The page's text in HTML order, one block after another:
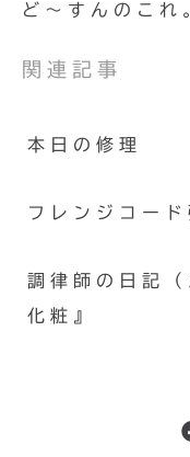
ど〜すんのこれ
関連記事
本日の修理
フレンジコード
調律師の日記
化粧』